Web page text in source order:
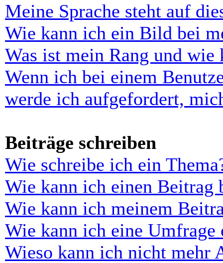
Meine Sprache steht auf
Wie kann ich ein Bild bei
Was ist mein Rang und wie
Wenn ich bei einem
werde ich aufgefordert,
Beiträge schreiben
Wie schreibe ich ein
Wie kann ich einen Beitrag
Wie kann ich meinem
Wie kann ich eine Umfrage
Wieso kann ich nicht mehr